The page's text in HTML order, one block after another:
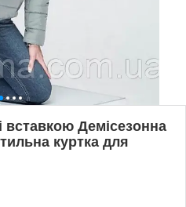
вставкою Демісезонна
куртка для